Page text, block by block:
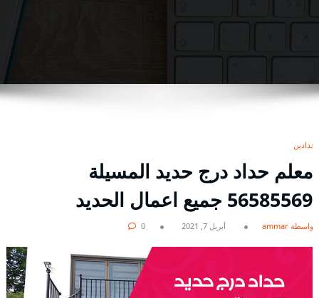
حدادين
معلم حداد درج حديد المسيلة
56585569 جميع اعمال الحديد
بواسطة ammar أبريل 7, 2021 0